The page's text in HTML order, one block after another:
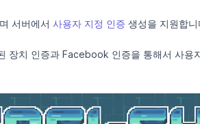
서버에서 사용자 지정 인증 생성을 지원합니
장치 인증과 Facebook 인증을 통해서 사용